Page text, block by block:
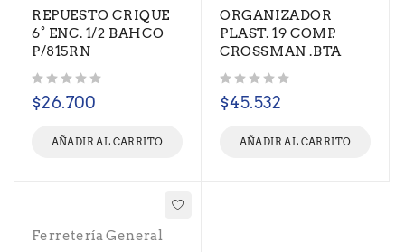
REPUESTO CRIQUE
6° ENC. 1/2 BAHCO
P/815RN
$26.700
AÑADIR AL CARRITO
ORGANIZADOR
PLAST. 19 COMP.
CROSSMAN .BTA
$45.532
AÑADIR AL CARRITO
Ferretería General